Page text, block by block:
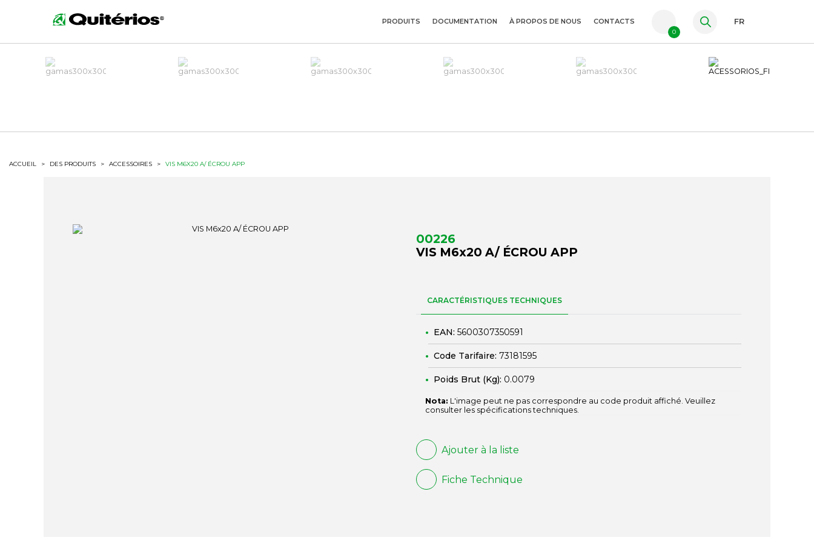
ES
PRODUITS DOCUMENTATION À PROPOS DE NOUS CONTACTS
0
FR
ACCUEIL > DES PRODUITS > ACCESSOIRES > VIS M6X20 A/ ÉCROU APP
00226
VIS M6x20 A/ ÉCROU APP
CARACTÉRISTIQUES TECHNIQUES
EAN: 5600307350591
Code Tarifaire: 73181595
Poids Brut (Kg): 0.0079
Nota: L'image peut ne pas correspondre au code produit affiché. Veuillez
consulter les spécifications techniques.
Ajouter à la liste
Fiche Technique